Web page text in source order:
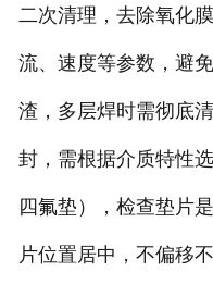
二次清理，去除氧化
流、速度等参数，避
渣，多层焊时需彻底
封，需根据介质特性
四氟垫），检查垫片
片位置居中，不偏移不